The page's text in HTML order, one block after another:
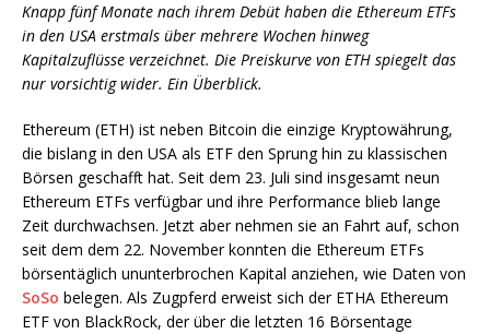
Knapp fünf Monate nach ihrem Debüt haben die Ethereum ETFs
in den USA erstmals über mehrere Wochen hinweg
Kapitalzuflüsse verzeichnet. Die Preiskurve von ETH spiegelt das
nur vorsichtig wider. Ein Überblick.
Ethereum (ETH) ist neben Bitcoin die einzige Kryptowährung,
die bislang in den USA als ETF den Sprung hin zu klassischen
Börsen geschafft hat. Seit dem 23. Juli sind insgesamt neun
Ethereum ETFs verfügbar und ihre Performance blieb lange
Zeit durchwachsen. Jetzt aber nehmen sie an Fahrt auf, schon
seit dem dem 22. November konnten die Ethereum ETFs
börsentäglich ununterbrochen Kapital anziehen, wie Daten von
SoSo belegen. Als Zugpferd erweist sich der ETHA Ethereum
ETF von BlackRock, der über die letzten 16 Börsentage